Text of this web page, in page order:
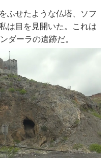
ふせたような仏塔、ソフ
は目を見開いた。これは
ダーラの遺跡だ。